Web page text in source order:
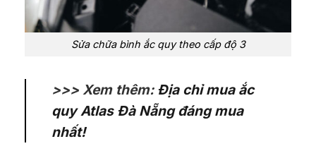
Sửa chữa bình ắc quy theo cấp độ 3
>>> Xem thêm: Địa chỉ mua ắc
quy Atlas Đà Nẵng đáng mua
nhất!